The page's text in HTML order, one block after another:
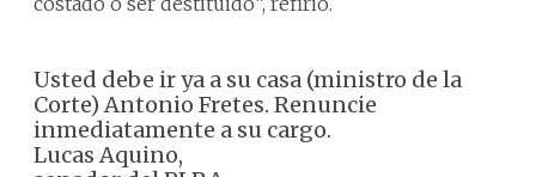
Usted debe ir ya a su casa (ministro de la
Corte) Antonio Fretes. Renuncie
inmediatamente a su cargo.
Lucas Aquino,